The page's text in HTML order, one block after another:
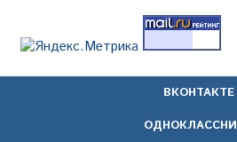
ВКОНТАКТЕ